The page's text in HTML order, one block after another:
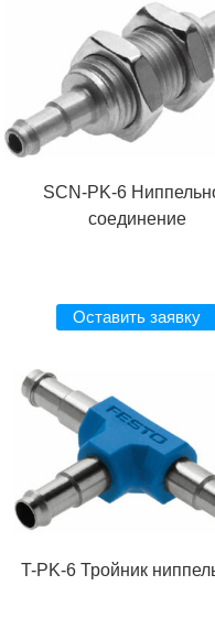
SCN-PK-6
соединение
Оставить заявку
T-PK-6 Тройник